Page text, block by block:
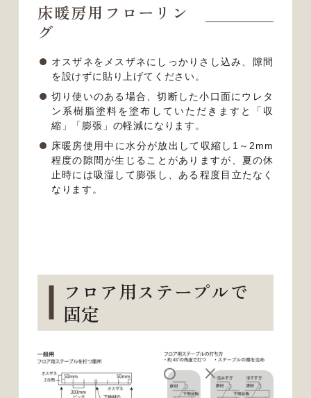
床暖房用フローリン
グ
オスザネをメスザネにしっかりさし込み、隙間
を設けずに貼り上げてください。
切り使いのある場合、切断した小口面にウレタ
ン系樹脂塗料を塗布していただきますと「収
縮」「膨張」の軽減になります。
床暖房使用中に水分が放出して収縮し1～2mm
程度の隙間が生じることがありますが、夏の休
止時には吸湿して膨張し、ある程度目立たなく
なります。
フロア用ステープルで
固定